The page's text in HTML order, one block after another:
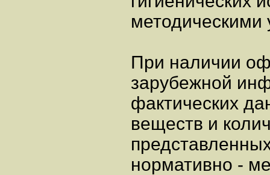
методическими
При наличии
зарубежной
фактических
веществ и
нормативно -